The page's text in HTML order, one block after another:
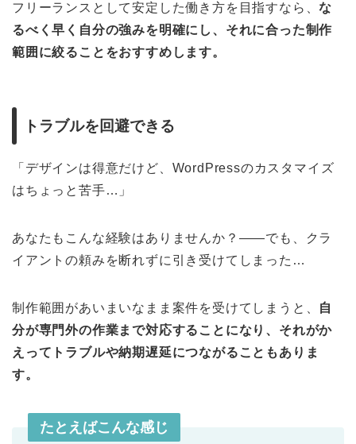
フリーランスとして安定した働き方を目指すなら、な
るべく早く自分の強みを明確にし、それに合った制作
範囲に絞ることをおすすめします。
トラブルを回避できる
「デザインは得意だけど、WordPressのカスタマイズ
はちょっと苦手…」
あなたもこんな経験はありませんか？――でも、クラ
イアントの頼みを断れずに引き受けてしまった…
制作範囲があいまいなまま案件を受けてしまうと、 自
分が専門外の作業まで対応することになり、それがか
えってトラブルや納期遅延につながることもありま
す。
たとえばこんな感じ